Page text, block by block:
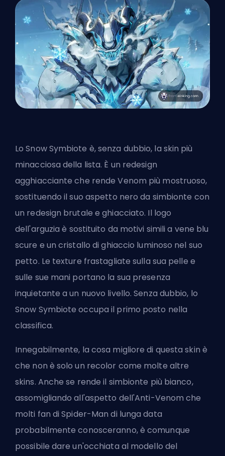
Lo Snow Symbiote è, senza dubbio, la skin più
minacciosa della lista. È un redesign
agghiacciante che rende Venom più mostruoso,
sostituendo il suo aspetto nero da simbionte con
un redesign brutale e ghiacciato. Il logo
dell'arguzia è sostituito da motivi simili a vene blu
scure e un cristallo di ghiaccio luminoso nel suo
petto. Le texture frastagliate sulla sua pelle e
sulle sue mani portano la sua presenza
inquietante a un nuovo livello. Senza dubbio, lo
Snow Symbiote occupa il primo posto nella
classifica.
Innegabilmente, la cosa migliore di questa skin è
che non è solo un recolor come molte altre
skins. Anche se rende il simbionte più bianco,
assomigliando all'aspetto dell'Anti-Venom che
molti fan di Spider-Man di lunga data
probabilmente conosceranno, è comunque
possibile dare un'occhiata al modello del